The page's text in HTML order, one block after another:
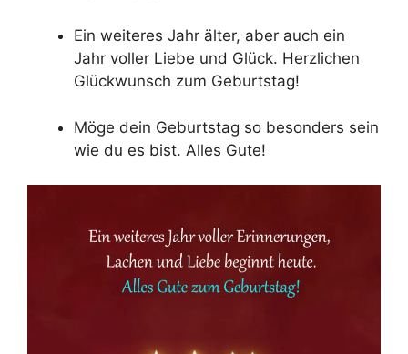
Ein weiteres Jahr älter, aber auch ein
Jahr voller Liebe und Glück. Herzlichen
Glückwunsch zum Geburtstag!
Möge dein Geburtstag so besonders sein
wie du es bist. Alles Gute!